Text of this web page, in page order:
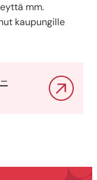
mm.
kaupungille